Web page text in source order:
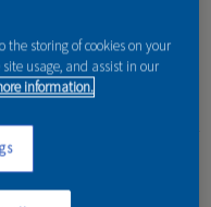
the storing of cookies on your
usage, and assist in our
information.